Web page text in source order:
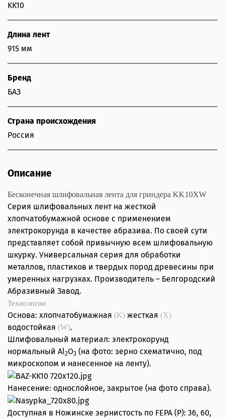
KK10
Длина лент
915 мм
Бренд
БАЗ
Страна происхождения
Россия
Описание
Бесконечная шлифовальная лента для гриндера KK10XW
Серия шлифовальных лент на жесткой
хлопчатобумажной основе с применением
электрокорунда в качестве абразива. По своей сути
представляет собой привычную всем шлифовальную
шкурку. Универсальная серия для обработки
металлов, пластиков и твердых пород древесины при
умеренных нагрузках. Производитель – Белгородский
Абразивный Завод.
Технологии
Основа: хлопчатобумажная (K) жесткая (X)
водостойкая (W).
Шлифовальный материал: электрокорунд
нормальный Al2O3 (на фото: зерно схематично, под
микроскопом и нанесенное на ленту).
Нанесение: однослойное, закрытое (на фото справа).
Доступная в Ножинске зернистость по FEPA (P): 36, 60,